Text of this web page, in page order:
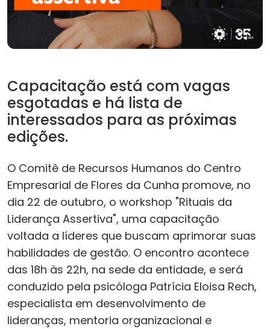
Capacitação está com vagas
esgotadas e há lista de
interessados para as próximas
edições.
O Comitê de Recursos Humanos do Centro
Empresarial de Flores da Cunha promove, no
dia 22 de outubro, o workshop "Rituais da
Liderança Assertiva", uma capacitação
voltada a líderes que buscam aprimorar suas
habilidades de gestão. O encontro acontece
das 18h às 22h, na sede da entidade, e será
conduzido pela psicóloga Patrícia Eloisa Rech,
especialista em desenvolvimento de
lideranças, mentoria organizacional e